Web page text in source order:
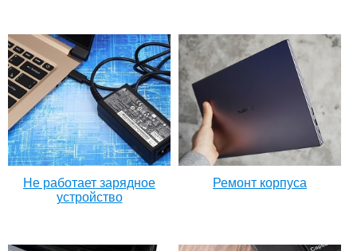
Не работает зарядное
устройство
Ремонт корпуса